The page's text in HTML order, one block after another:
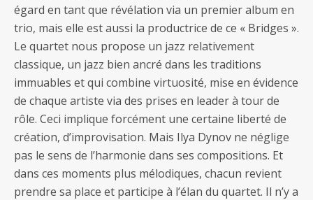
égard en tant que révélation via un premier album en
trio, mais elle est aussi la productrice de ce « Bridges ».
Le quartet nous propose un jazz relativement
classique, un jazz bien ancré dans les traditions
immuables et qui combine virtuosité, mise en évidence
de chaque artiste via des prises en leader à tour de
rôle. Ceci implique forcément une certaine liberté de
création, d’improvisation. Mais Ilya Dynov ne néglige
pas le sens de l’harmonie dans ses compositions. Et
dans ces moments plus mélodiques, chacun revient
prendre sa place et participe à l’élan du quartet. Il n’y a